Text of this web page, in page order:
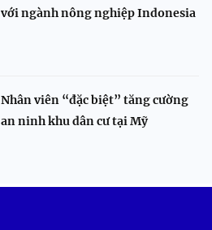
với ngành nông nghiệp Indonesia
Nhân viên “đặc biệt” tăng cường
an ninh khu dân cư tại Mỹ